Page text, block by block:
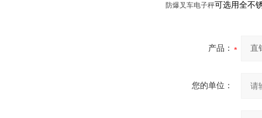
防爆叉车电子秤可选用全不
产品：
您的单位：